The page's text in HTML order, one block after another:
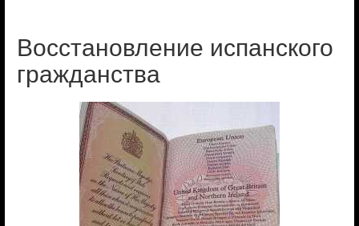
Восстановление испанского
гражданства